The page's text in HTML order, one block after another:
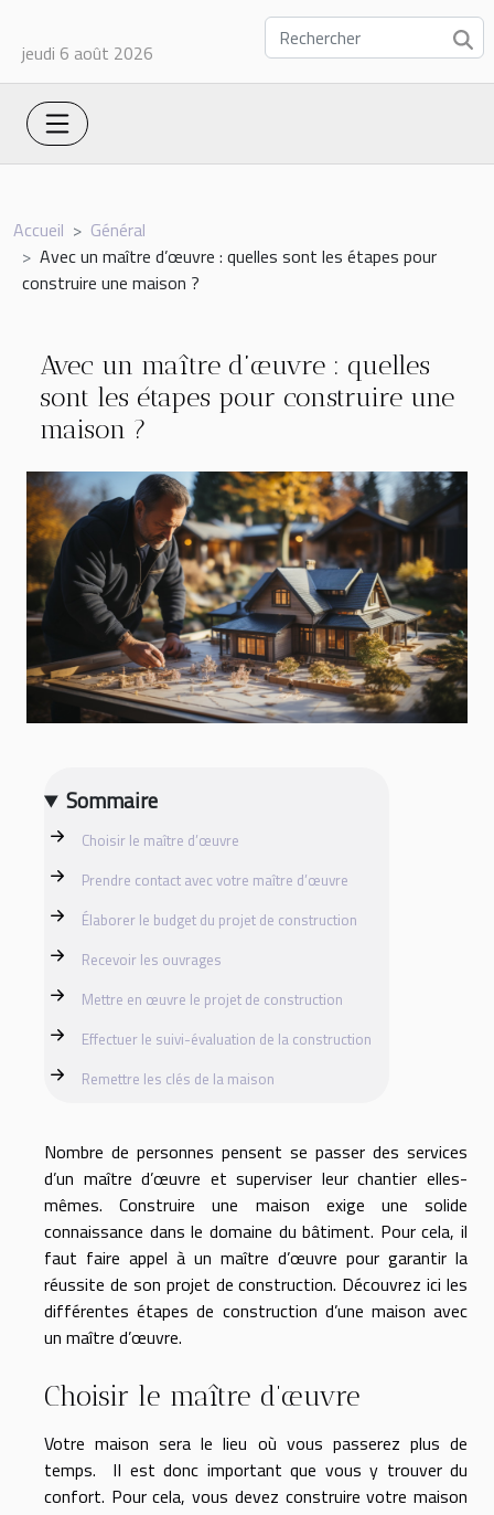
jeudi 6 août 2026
Accueil
Général
Avec un maître d’œuvre : quelles sont les étapes pour
construire une maison ?
Avec un maître d’œuvre : quelles
sont les étapes pour construire une
maison ?
Sommaire
Choisir le maître d’œuvre
Prendre contact avec votre maître d’œuvre
Élaborer le budget du projet de construction
Recevoir les ouvrages
Mettre en œuvre le projet de construction
Effectuer le suivi-évaluation de la construction
Remettre les clés de la maison
Nombre de personnes pensent se passer des services
d’un maître d’œuvre et superviser leur chantier elles-
mêmes. Construire une maison exige une solide
connaissance dans le domaine du bâtiment. Pour cela, il
faut faire appel à un maître d’œuvre pour garantir la
réussite de son projet de construction. Découvrez ici les
différentes étapes de construction d’une maison avec
un maître d’œuvre.
Choisir le maître d’œuvre
Votre maison sera le lieu où vous passerez plus de
temps. II est donc important que vous y trouver du
confort. Pour cela, vous devez construire votre maison